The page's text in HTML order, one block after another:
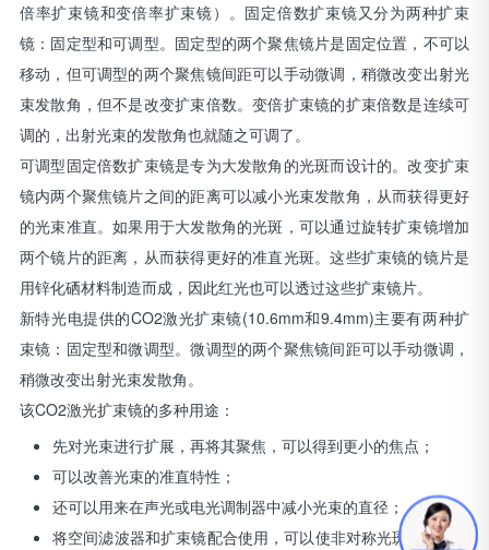
倍率扩束镜和变倍率扩束镜）。固定倍数扩束镜又分为两种扩束
镜：固定型和可调型。固定型的两个聚焦镜片是固定位置，不可以
移动，但可调型的两个聚焦镜间距可以手动微调，稍微改变出射光
束发散角，但不是改变扩束倍数。变倍扩束镜的扩束倍数是连续可
调的，出射光束的发散角也就随之可调了。
可调型固定倍数扩束镜是专为大发散角的光斑而设计的。改变扩束
镜内两个聚焦镜片之间的距离可以减小光束发散角，从而获得更好
的光束准直。如果用于大发散角的光斑，可以通过旋转扩束镜增加
两个镜片的距离，从而获得更好的准直光斑。这些扩束镜的镜片是
用锌化硒材料制造而成，因此红光也可以透过这些扩束镜片。
新特光电提供的CO2激光扩束镜(10.6mm和9.4mm)主要有两种扩
束镜：固定型和微调型。微调型的两个聚焦镜间距可以手动微调，
稍微改变出射光束发散角。
该CO2激光扩束镜的多种用途：
先对光束进行扩展，再将其聚焦，可以得到更小的焦点；
可以改善光束的准直特性；
还可以用来在声光或电光调制器中减小光束的直径；
将空间滤波器和扩束镜配合使用，可以使非对称光斑能量分布